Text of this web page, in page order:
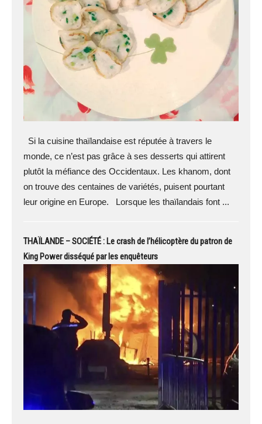
Si la cuisine thaïlandaise est réputée à travers le
monde, ce n’est pas grâce à ses desserts qui attirent
plutôt la méfiance des Occidentaux. Les khanom, dont
on trouve des centaines de variétés, puisent pourtant
leur origine en Europe. Lorsque les thaïlandais font ...
THAÏLANDE – SOCIÉTÉ : Le crash de l’hélicoptère du patron de
King Power disséqué par les enquêteurs